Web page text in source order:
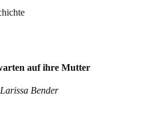
auf ihre Mutter
Bender